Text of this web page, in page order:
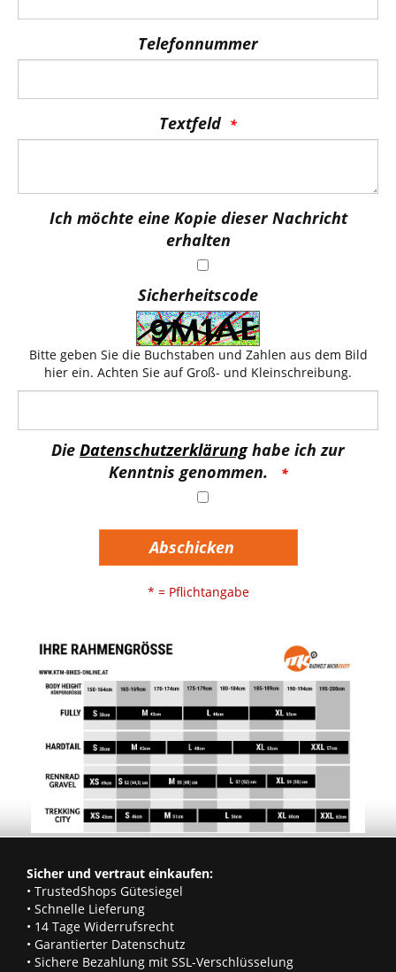
Telefonnummer
Textfeld
Ich möchte eine Kopie dieser Nachricht
erhalten
Sicherheitscode
Bitte geben Sie die Buchstaben und Zahlen aus dem Bild
hier ein. Achten Sie auf Groß- und Kleinschreibung.
Die Datenschutzerklärunghabe ich zur
Kenntnis genommen.
Abschicken
* = Pflichtangabe
Sicher und vertraut einkaufen:
• TrustedShops Gütesiegel
• Schnelle Lieferung
• 14 Tage Widerrufsrecht
• Garantierter Datenschutz
• Sichere Bezahlung mit SSL-Verschlüsselung